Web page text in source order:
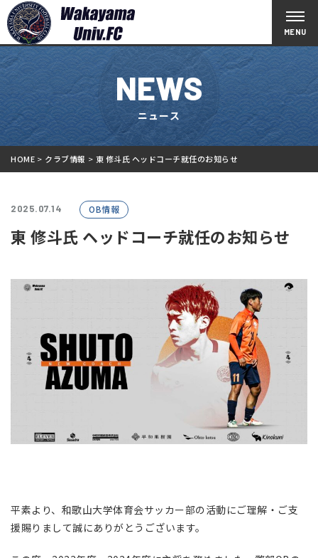
NEWS
ニュース
HOME クラブ情報 東 修斗氏 ヘッドコーチ就任のお知らせ
2025.07.14 OB情報
東 修斗氏 ヘッドコーチ就任のお知らせ
平素より、和歌山大学体育会サッカー部の活動にご理解・ご支
援賜りまして誠にありがとうございます。